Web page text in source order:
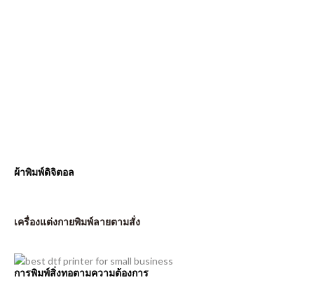
ผ้าพิมพ์ดิจิตอล
เครื่องแต่งกายพิมพ์ลายตามสั่ง
การพิมพ์สิ่งทอตามความต้องการ